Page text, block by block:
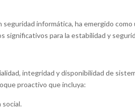
informática, ha emergido
significativos para la estabilidad y
integridad y disponibilidad de
proactivo que incluya: